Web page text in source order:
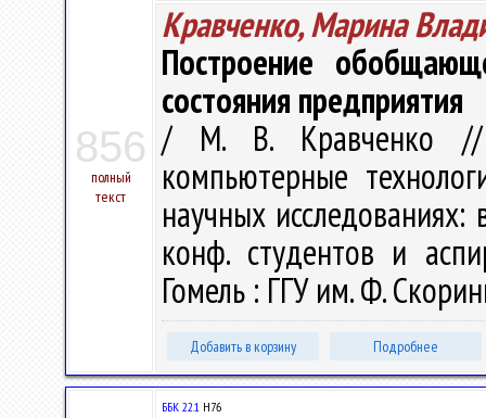
856
полный
текст
Кравченко, Марина
Построение
состояния предприятия
/ М. В. Кравченко //
компьютерные
научных
конф. студентов и
Гомель : ГГУ им. Ф.
Добавить в корзину Подробнее
ББК 22.1 H76